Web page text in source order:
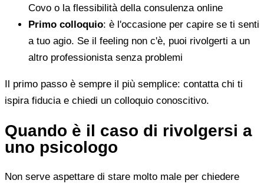
Covo o la flessibilità della consulenza online
Primo colloquio: è l'occasione per capire se ti senti
a tuo agio. Se il feeling non c'è, puoi rivolgerti a un
altro professionista senza problemi
Il primo passo è sempre il più semplice: contatta chi ti
ispira fiducia e chiedi un colloquio conoscitivo.
Quando è il caso di rivolgersi a
uno psicologo
Non serve aspettare di stare molto male per chiedere